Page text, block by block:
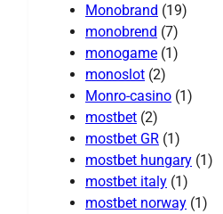
Monobrand (19)
monobrend (7)
monogame (1)
monoslot (2)
Monro-casino (1)
mostbet (2)
mostbet GR (1)
mostbet hungary (1)
mostbet italy (1)
mostbet norway (1)